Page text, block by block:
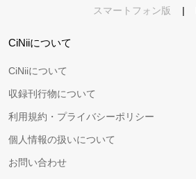
スマートフォン版 |
CiNiiについて
CiNiiについて
収録刊行物について
利用規約・プライバシーポリシー
個人情報の扱いについて
お問い合わせ